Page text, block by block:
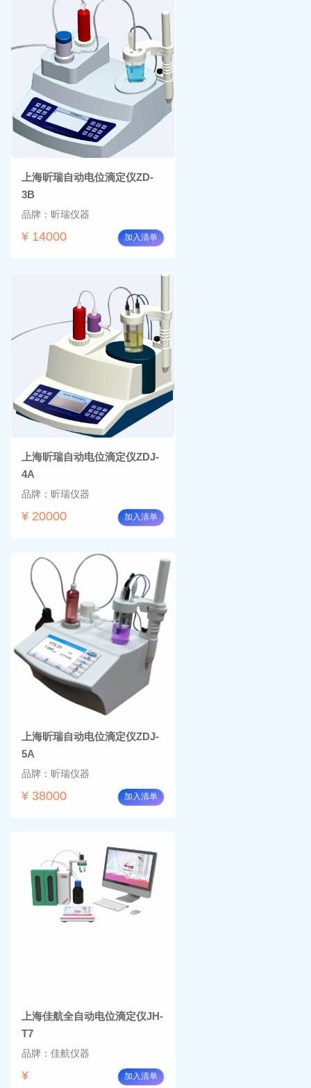
上海昕瑞自动电位滴定仪ZD-
3B
品牌：昕瑞仪器
¥ 14000 加入清单
上海昕瑞自动电位滴定仪ZDJ-
4A
品牌：昕瑞仪器
¥ 20000 加入清单
上海昕瑞自动电位滴定仪ZDJ-
5A
品牌：昕瑞仪器
¥ 38000 加入清单
上海佳航全自动电位滴定仪JH-
T7
品牌：佳航仪器
¥ 加入清单